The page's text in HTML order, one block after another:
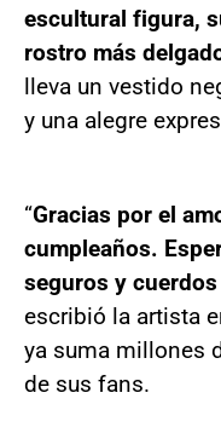
escultural figura,
rostro más
lleva un vestido
y una alegre
“Gracias por el
cumpleaños.
seguros y
escribió la artista
ya suma millones
de sus fans.